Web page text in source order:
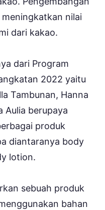
nilai
dari kakao.
dari Program
2022 yaitu
Tambunan, Hanna
Aulia berupaya
produk
diantaranya body
lotion.
sebuah produk
bahan